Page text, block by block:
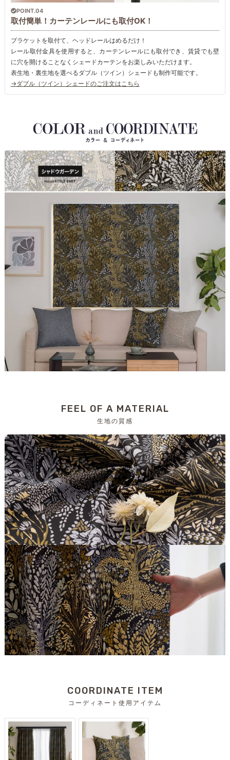
POINT.04
取付簡単！カーテンレールにも取付OK！
ブラケットを取付て、ヘッドレールはめるだけ！
レール取付金具を使用すると、カーテンレールにも取付でき、賃貸でも壁
に穴を開けることなくシェードカーテンをお楽しみいただけます。
表生地・裏生地を選べるダブル（ツイン）シェードも制作可能です。
→ダブル（ツイン）シェードのご注文はこちら
FEEL OF A MATERIAL
生地の質感
COORDINATE ITEM
コーディネート使用アイテム